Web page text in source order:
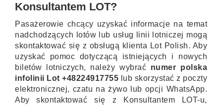
Konsultantem LOT?
Pasażerowie chcący uzyskać informacje na temat
nadchodzących lotów lub usług linii lotniczej mogą
skontaktować się z obsługą klienta Lot Polish. Aby
uzyskać pomoc dotyczącą istniejących i nowych
biletów lotniczych, należy wybrać numer polska
infolinii Lot +48224917755 lub skorzystać z poczty
elektronicznej, czatu na żywo lub opcji WhatsApp.
Aby skontaktować się z Konsultantem LOT-u,